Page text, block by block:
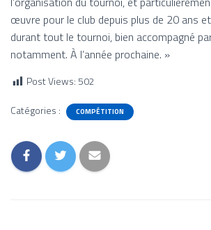
œuvre pour le club depuis plus de 20 ans
durant tout le tournoi, bien accompagné
notamment. À l’année prochaine. »
Post Views: 502
Catégories :
COMPÉTITION